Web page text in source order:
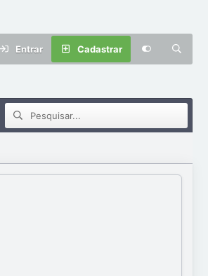
Entrar Cadastrar